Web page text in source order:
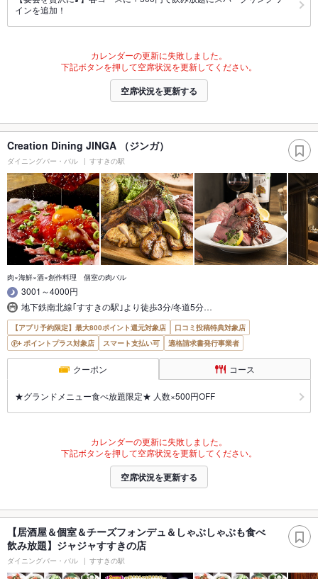
インを追加！
カレンダーの更新に失敗しました。
下記ボタンを押して空席状況を更新してください。
空席状況を更新する
Creation Dining JINGA （ジンガ）
ダイニングバー・バル すすきの駅
肉×海鮮×酒×創作料理 個室の肉バル
3001～4000円
地下鉄南北線｢すすきの駅｣より徒歩3分/冬道5分…
【アプリ予約限定】最大800ポイント還元対象店
口コミ投稿特典対象店
ポイントプラス対象店
スマート支払い可 適格請求書発行事業者
クーポン コース
★グランドメニュー食べ放題限定★ 人数×500円OFF
カレンダーの更新に失敗しました。
下記ボタンを押して空席状況を更新してください。
空席状況を更新する
【居酒屋＆個室＆チーズフォンデュ＆しゃぶしゃぶも食べ
飲み放題】ジャジャすすきの店
ダイニングバー・バル すすきの駅